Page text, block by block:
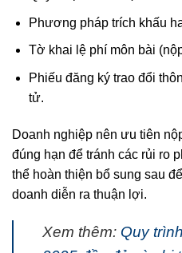
Phương pháp trích khấu
Tờ khai lệ phí môn bài
Phiếu đăng ký trao đổi
tử.
Doanh nghiệp nên ưu tiên
đúng hạn để tránh các rủi ro
thể hoàn thiện bổ sung sau
doanh diễn ra thuận lợi.
Xem thêm: Quy